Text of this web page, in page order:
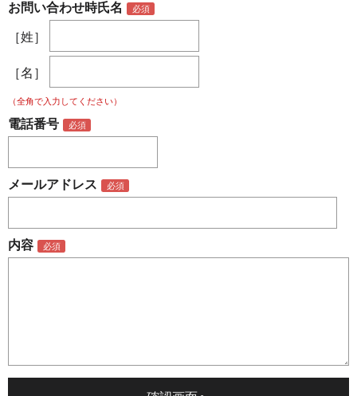
お問い合わせ時氏名
［姓］
［名］
（全角で入力してください）
電話番号
メールアドレス
内容